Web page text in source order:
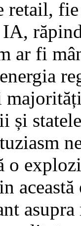
retail,
IA,
ar fi
și
o